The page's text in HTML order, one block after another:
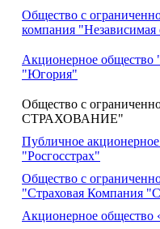
Общество с
компания "Независимая
Акционерное общество
"Югория"
Общество с
СТРАХОВАНИЕ"
Публичное
"Росгосстрах"
Общество с
"Страховая Компания
Акционерное